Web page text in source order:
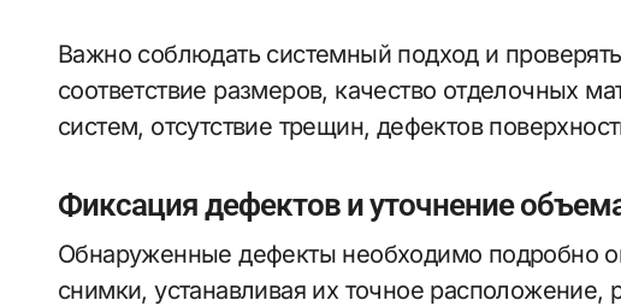
Важно соблюдать системный подход и
соответствие размеров, качество отделочных
систем, отсутствие трещин, дефектов
Фиксация дефектов и уточнение
Обнаруженные дефекты необходимо подробно
снимки, устанавливая их точное